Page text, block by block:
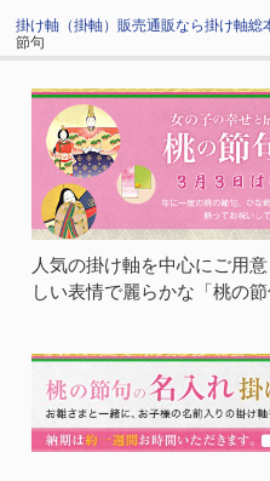
掛け軸（掛軸）販売通販なら掛け軸総
節句
人気の掛け軸を中心にご用
しい表情で麗らかな「桃の